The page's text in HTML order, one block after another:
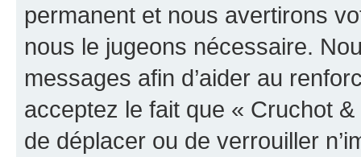
permanent et nous avertirons
nous le jugeons nécessaire.
messages afin d’aider au
acceptez le fait que « Cruchot
de déplacer ou de verrouiller